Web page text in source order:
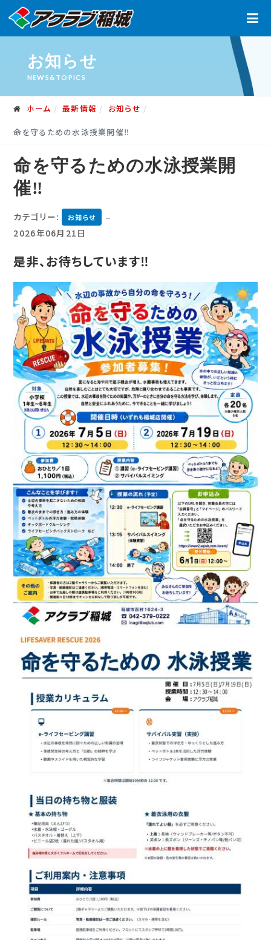
お知らせ
NEWS&TOPICS
ホーム 最新情報 お知らせ
命を守るための水泳授業開催‼
命を守るための水泳授業開
催‼
カテゴリー: お知らせ
2026年06月21日
是非、お待ちしています‼